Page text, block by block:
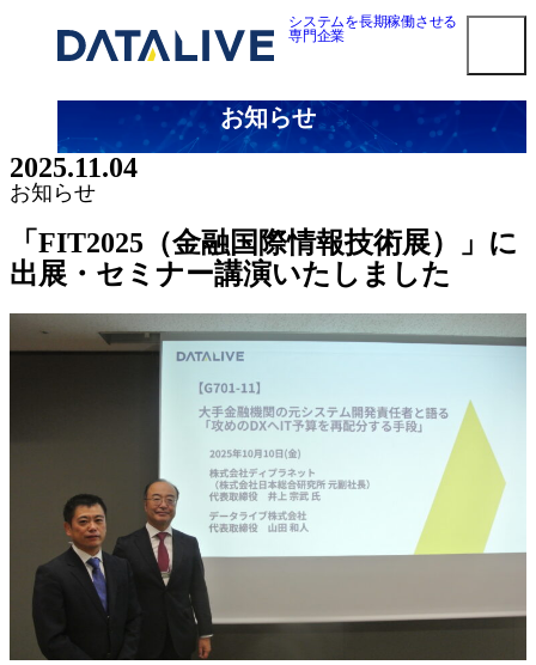
プ
システムを長期稼働させる
専門企業
smart3pm ログイン
対応メーカー
Dell EMC 第三者保守
HPE 第三者保守
NetApp 第三者保守
Oracle第三者保守
Cisco 第三者保守
F5 BIG-IP 第三者保守
Fujitsu 第三者保守
Hitachi 第三者保守
IBM Lenovo 第三者保守
EOSL/EOL検索
EMC
お知らせ
2025.11.04
お知らせ
「FIT2025（金融国際情報技術展）」に
出展・セミナー講演いたしました